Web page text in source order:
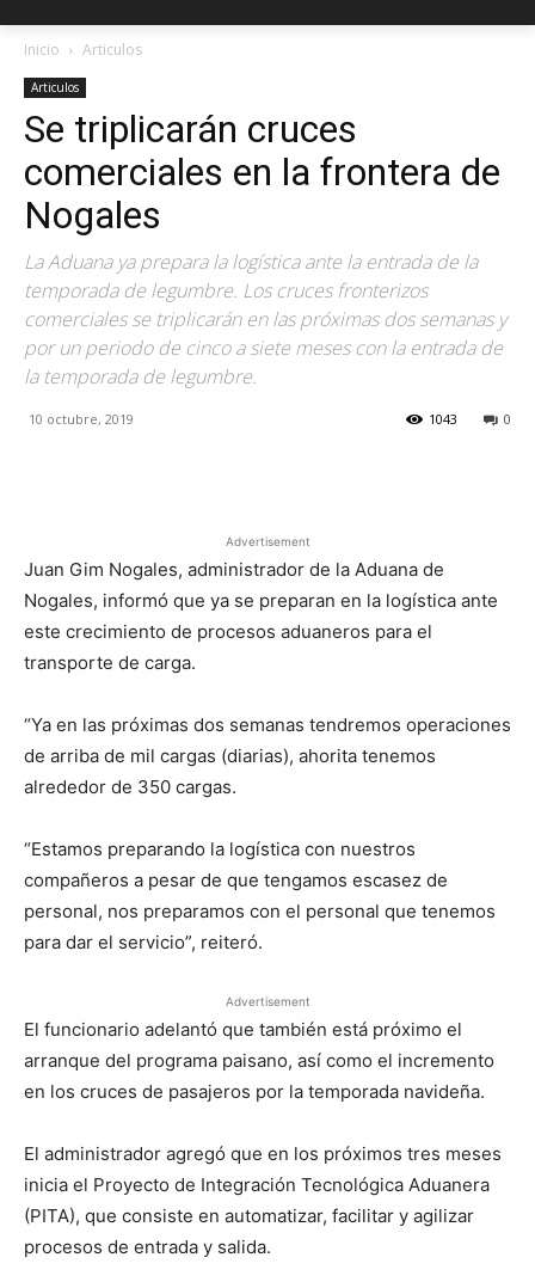
Inicio Articulos
Articulos
Se triplicarán cruces
comerciales en la frontera de
Nogales
La Aduana ya prepara la logística ante la entrada de la
temporada de legumbre. Los cruces fronterizos
comerciales se triplicarán en las próximas dos semanas y
por un periodo de cinco a siete meses con la entrada de
la temporada de legumbre.
10 octubre, 2019 0
1043
Advertisement
Juan Gim Nogales, administrador de la Aduana de
Nogales, informó que ya se preparan en la logística ante
este crecimiento de procesos aduaneros para el
transporte de carga.
“Ya en las próximas dos semanas tendremos operaciones
de arriba de mil cargas (diarias), ahorita tenemos
alrededor de 350 cargas.
“Estamos preparando la logística con nuestros
compañeros a pesar de que tengamos escasez de
personal, nos preparamos con el personal que tenemos
para dar el servicio”, reiteró.
Advertisement
El funcionario adelantó que también está próximo el
arranque del programa paisano, así como el incremento
en los cruces de pasajeros por la temporada navideña.
El administrador agregó que en los próximos tres meses
inicia el Proyecto de Integración Tecnológica Aduanera
(PITA), que consiste en automatizar, facilitar y agilizar
procesos de entrada y salida.